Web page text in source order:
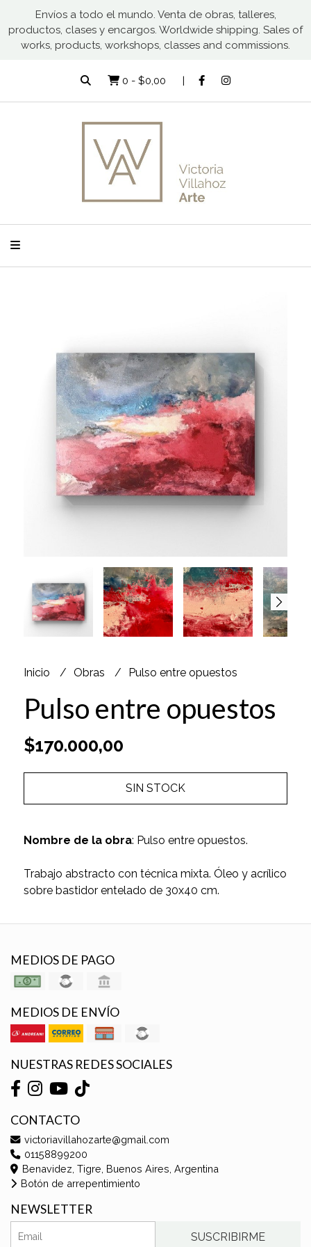
Envíos a todo el mundo. Venta de obras, talleres,
productos, clases y encargos. Worldwide shipping. Sales of
works, products, workshops, classes and commissions.
0 - $0,00
Inicio Obras Pulso entre opuestos
Pulso entre opuestos
$170.000,00
SIN STOCK
Nombre de la obra: Pulso entre opuestos.
Trabajo abstracto con técnica mixta. Óleo y acrílico
sobre bastidor entelado de 30x40 cm.
MEDIOS DE PAGO
MEDIOS DE ENVÍO
NUESTRAS REDES SOCIALES
CONTACTO
victoriavillahozarte@gmail.com
01158899200
Benavidez, Tigre, Buenos Aires, Argentina
Botón de arrepentimiento
NEWSLETTER
SUSCRIBIRME